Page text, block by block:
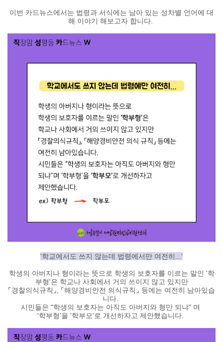
이번 카드뉴스에서는 법령과 서식에는 남아 있는 성차별 언어에 대
해 이야기 해보고자 합니다.
'학교에서도 쓰지 않는데 법령에서만 여전히...'
학생의 아버지나 형이라는 뜻으로 학생의 보호자를 이르는 말인 '학
부형'은 학교나 사회에서 거의 쓰이지 않고 있지만
⌜경찰의식규칙 ⌟ ⌜해양경비안전 의식규칙 ⌟ 등에는 여전히 남아있습
니다.
시민들은 "학생의 보호자는 아직도 아버지와 형만 되냐" 며
'학부형'을 '학부모'로 개선하자고 제안했습니다.